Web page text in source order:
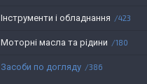
Інструменти і обладнання 423
Моторні масла та рідини 180
Засоби по догляду 386